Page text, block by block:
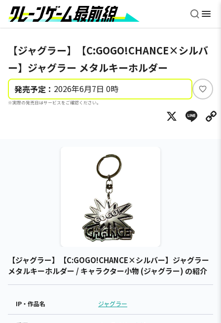
【ジャグラー】【C:GOGO!CHANCE×シルバ
ー】ジャグラー メタルキーホルダー
発売予定： 2026年6月7日 0時
※実際の発売日はサービスをご確認ください。
い
ね
X
【ジャグラー】【C:GOGO!CHANCE×シルバー】ジャグラー
メタルキーホルダー / キャラクター小物 (ジャグラー) の紹介
IP・作品名 ジャグラー